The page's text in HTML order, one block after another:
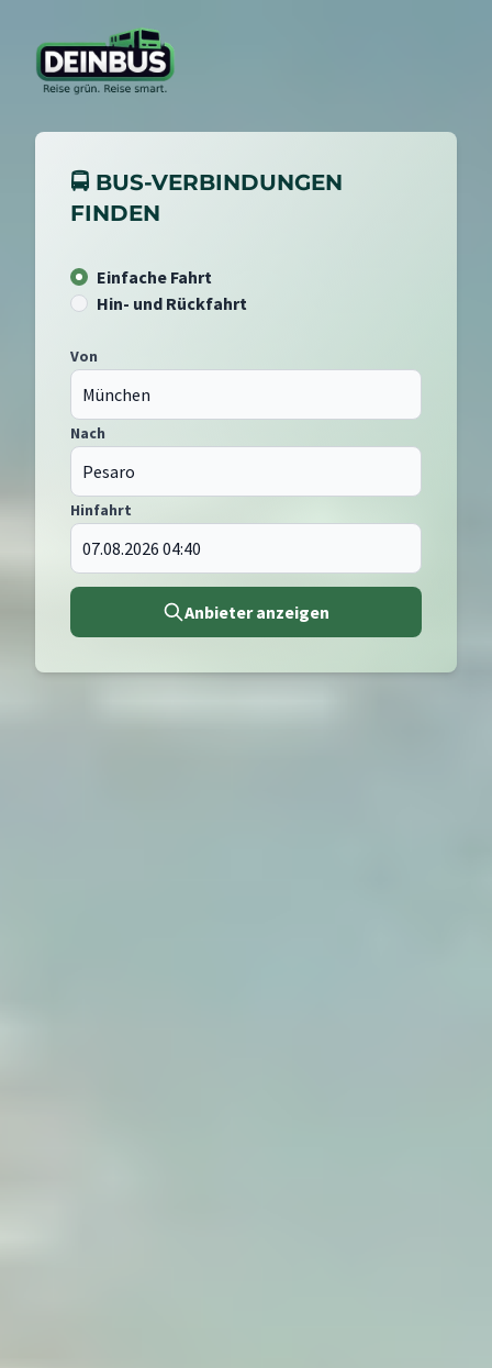
🚍 BUS-VERBINDUNGEN
FINDEN
Einfache Fahrt
Hin- und Rückfahrt
Von
Nach
Hinfahrt
Anbieter anzeigen